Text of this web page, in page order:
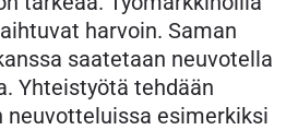
harvoin. Saman
saatetaan neuvotella
Yhteistyötä tehdään
neuvotteluissa esimerkiksi